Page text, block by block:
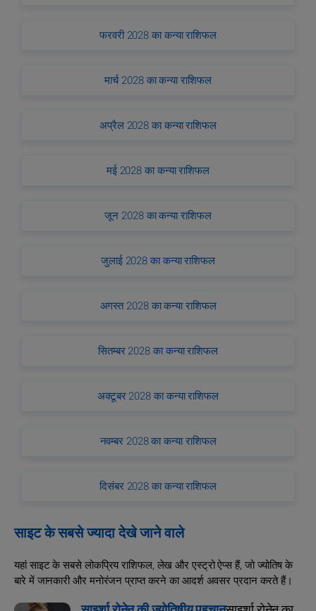
फरवरी 2028 का कन्या राशिफल
मार्च 2028 का कन्या राशिफल
अप्रैल 2028 का कन्या राशिफल
मई 2028 का कन्या राशिफल
जून 2028 का कन्या राशिफल
जुलाई 2028 का कन्या राशिफल
अगस्त 2028 का कन्या राशिफल
सितम्बर 2028 का कन्या राशिफल
अक्टूबर 2028 का कन्या राशिफल
नवम्बर 2028 का कन्या राशिफल
दिसंबर 2028 का कन्या राशिफल
साइट के सबसे ज्यादा देखे जाने वाले
यहां साइट के सबसे लोकप्रिय राशिफल, लेख और एस्ट्रो ऐप्स हैं, जो ज्योतिष के
बारे में जानकारी और मनोरंजन प्राप्त करने का आदर्श अवसर प्रदान करते हैं।